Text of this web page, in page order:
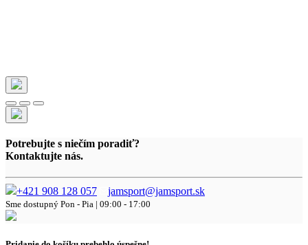
Potrebujte s niečím poradiť?
Kontaktujte nás.
+421 908 128 057 jamsport@jamsport.sk
Sme dostupný Pon - Pia | 09:00 - 17:00